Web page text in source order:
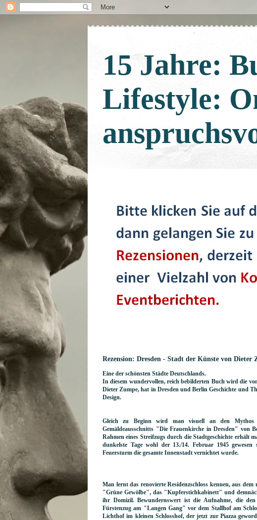
15 Jahre:
Lifestyle:
Rezension: Dresden - Stadt der Künste von Dieter
Eine der schönsten Städte Deutschlands.
In diesem wundervollen, reich bebilderten Buch wird die
Dieter Zumpe, hat in Dresden und Berlin Geschichte und
Design.
Gleich zu Beginn wird man visuell an den Mythos
Gemäldeausschnitts "Die Frauenkirche in Dresden" von
Rahmen eines Streifzugs durch die Stadtgeschichte erhält
dunkelste Tage wohl der 13./14. Februar 1945
Feuersturm die gesamte Innenstadt vernichtet wurde.
Man lernt das renovierte Residenzschloss kennen, aus
"Grüne Gewölbe", das "Kupferstichkabinett" und
ihr Domizil. Bewundernswert ist die Aufnahme, die
Fürstenzug am "Langen Gang" vor dem Stallhof am
Lichthof im kleinen Schlosshof, der jetzt zur Piazza